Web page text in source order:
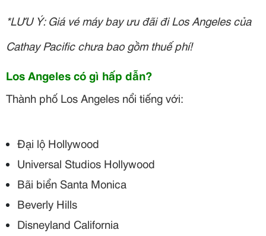
*LƯU Ý: Giá vé máy bay ưu đãi đi Los Angeles của
Cathay Pacific chưa bao gồm thuế phí!
Los Angeles có gì hấp dẫn?
Thành phố Los Angeles nổi tiếng với:
Đại lộ Hollywood
Universal Studios Hollywood
Bãi biển Santa Monica
Beverly Hills
Disneyland California